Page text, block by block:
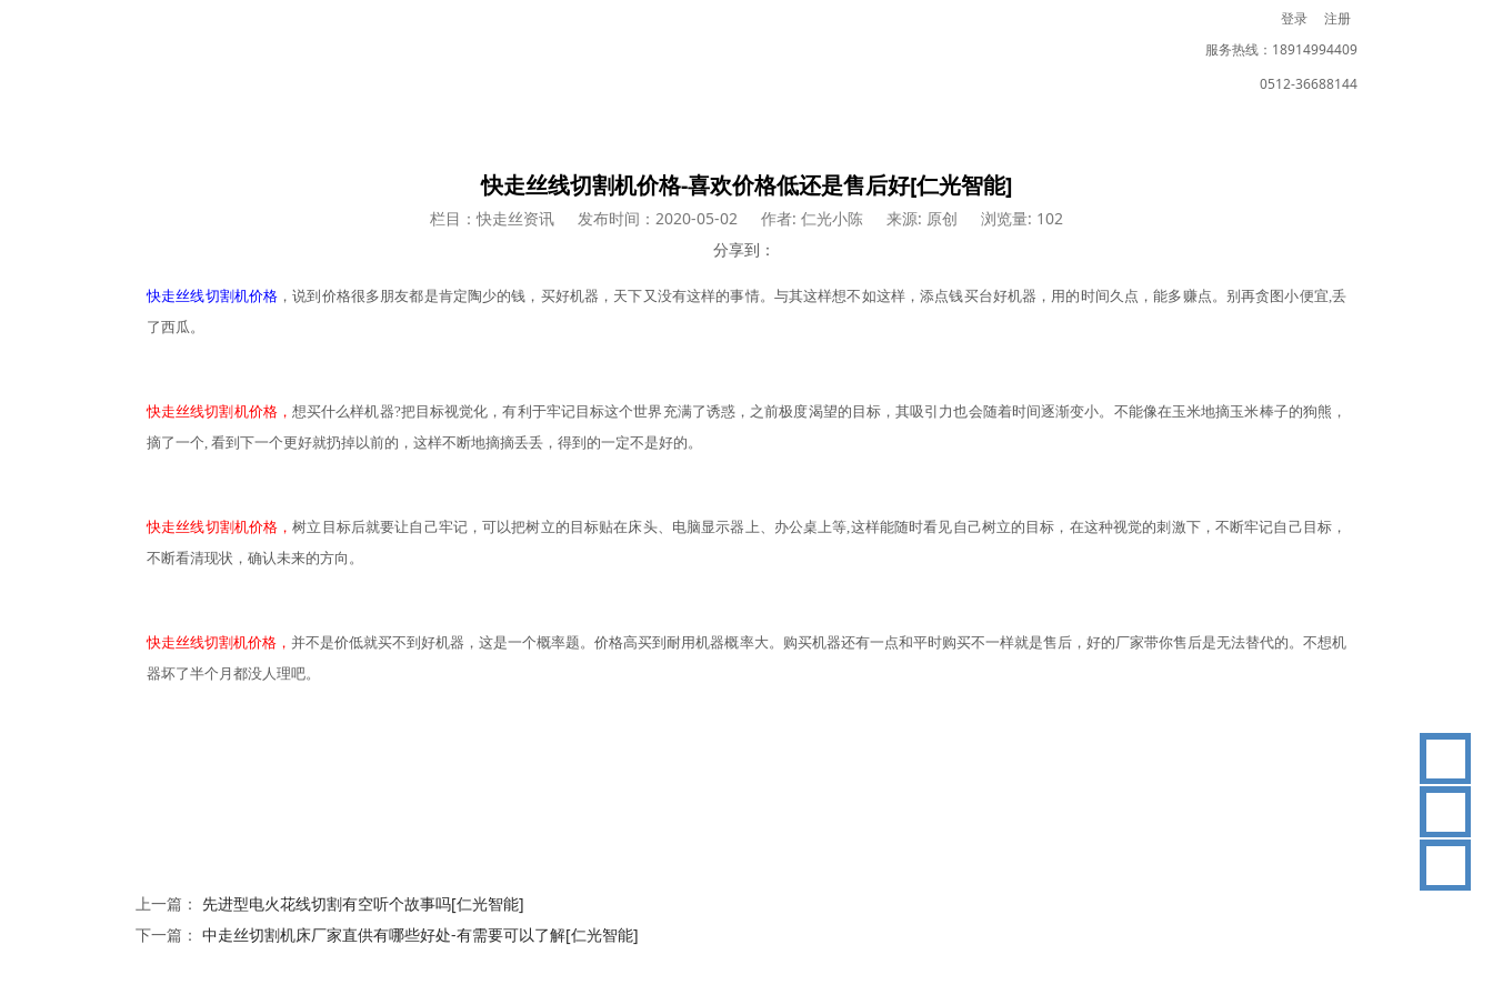
登录
注册
服务热线：18914994409
0512-36688144
快走丝线切割机价格-喜欢价格低还是售后好[仁光智能]
栏目：快走丝资讯 发布时间：2020-05-02 作者: 仁光小陈 来源: 原创
浏览量: 102
分享到：
快走丝线切割机价格 ，说到价格很多朋友都是肯定陶少的钱，买好机器，天下又没有这样的事情。与其这样想不如这样，添点钱买台好机器，用的时间久点，能多赚点。别再贪图小便宜,丢
了西瓜。
快走丝线切割机价格， 想买什么样机器?把目标视觉化，有利于牢记目标这个世界充满了诱惑，之前极度渴望的目标，其吸引力也会随着时间逐渐变小。不能像在玉米地摘玉米棒子的狗熊，
摘了一个, 看到下一个更好就扔掉以前的，这样不断地摘摘丢丢，得到的一定不是好的。
快走丝线切割机价格，树立目标后就要让自己牢记，可以把树立的目标贴在床头、电脑显示器上、办公桌上等,这样能随时看见自己树立的目标，在这种视觉的刺激下，不断牢记自己目标，
不断看清现状，确认未来的方向。
快走丝线切割机价格，并不是价低就买不到好机器，这是一个概率题。价格高买到耐用机器概率大。购买机器还有一点和平时购买不一样就是售后，好的厂家带你售后是无法替代的。不想机
器坏了半个月都没人理吧。
上一篇： 先进型电火花线切割有空听个故事吗[仁光智能]
下一篇： 中走丝切割机床厂家直供有哪些好处-有需要可以了解[仁光智能]